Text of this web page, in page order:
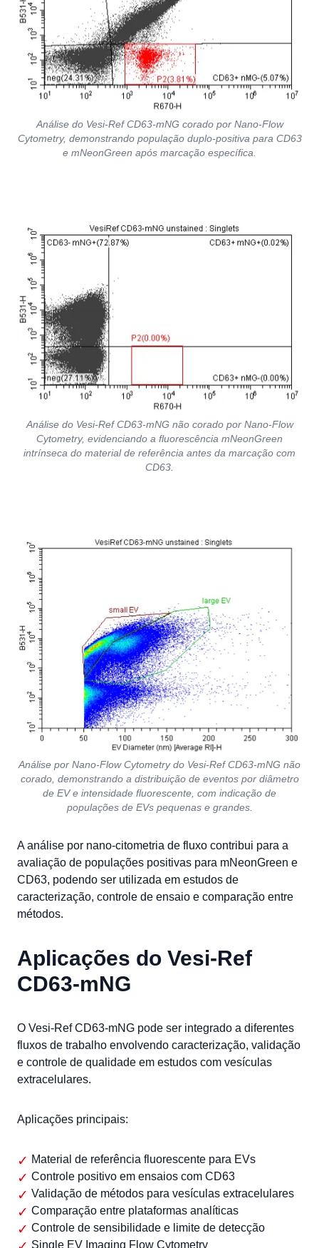
Análise do Vesi-Ref CD63-mNG corado por Nano-Flow
Cytometry, demonstrando população duplo-positiva para CD63
e mNeonGreen após marcação específica.
Análise do Vesi-Ref CD63-mNG não corado por Nano-Flow
Cytometry, evidenciando a fluorescência mNeonGreen
intrínseca do material de referência antes da marcação com
CD63.
Análise por Nano-Flow Cytometry do Vesi-Ref CD63-mNG não
corado, demonstrando a distribuição de eventos por diâmetro
de EV e intensidade fluorescente, com indicação de
populações de EVs pequenas e grandes.
A análise por nano-citometria de fluxo contribui para a
avaliação de populações positivas para mNeonGreen e
CD63, podendo ser utilizada em estudos de
caracterização, controle de ensaio e comparação entre
métodos.
Aplicações do Vesi-Ref
CD63-mNG
O Vesi-Ref CD63-mNG pode ser integrado a diferentes
fluxos de trabalho envolvendo caracterização, validação
e controle de qualidade em estudos com vesículas
extracelulares.
Aplicações principais:
Material de referência fluorescente para EVs
Controle positivo em ensaios com CD63
Validação de métodos para vesículas extracelulares
Comparação entre plataformas analíticas
Controle de sensibilidade e limite de detecção
Single EV Imaging Flow Cytometry